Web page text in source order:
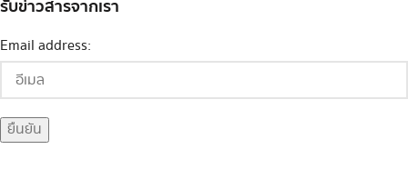
รับข่าวสารจากเรา
Email address: